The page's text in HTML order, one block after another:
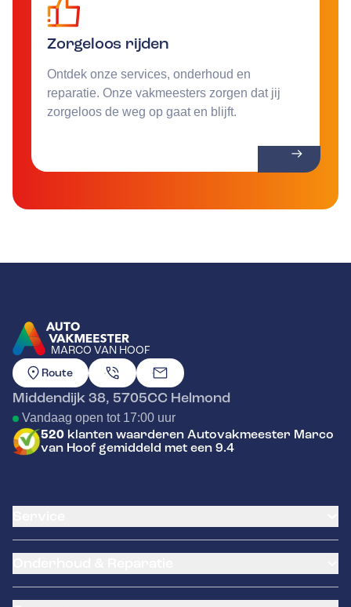
Zorgeloos rijden
Ontdek onze services, onderhoud en
reparatie. Onze vakmeesters zorgen dat jij
zorgeloos de weg op gaat en blijft.
MARCO VAN HOOF
GA NAAR DE HOMEPAGINA
Route
Middendijk 38, 5705CC Helmond
Vandaag open tot 17:00 uur
520 klanten waarderen Autovakmeester Marco
van Hoof gemiddeld met een 9.4
Banden service